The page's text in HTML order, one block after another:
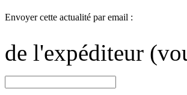
Envoyer cette actualité par email :
de l'expéditeur